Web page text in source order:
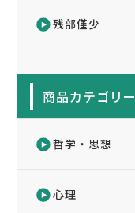
残部僅少
商品カテゴリー
哲学・思想
心理